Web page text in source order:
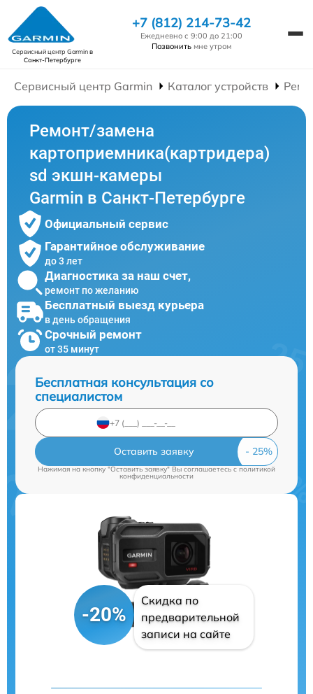
Сервисный центр Garminв
Санкт-Петербурге
+7 (812) 214-73-42
Ежедневно с 9:00 до 21:00
Позвонить мне утром
Сервисный центр Garmin Каталог устройств
Ремонт/замена
картоприемника(картридера)
sd экшн-камеры
Garmin в Санкт-Петербурге
Официальный сервис
Гарантийное обслуживание
до 3 лет
Диагностика за наш счет,
ремонт по желанию
Бесплатный выезд курьера
в день обращения
Срочный ремонт
от 35 минут
Бесплатная консультация со
специалистом
Оставить заявку
Нажимая на кнопку "Оставить заявку" Вы соглашаетесь cполитикой
конфиденциальности
-20%
Скидка по
предварительной
записи на сайте